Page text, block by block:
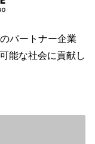
パートナー企業
能な社会に貢献し